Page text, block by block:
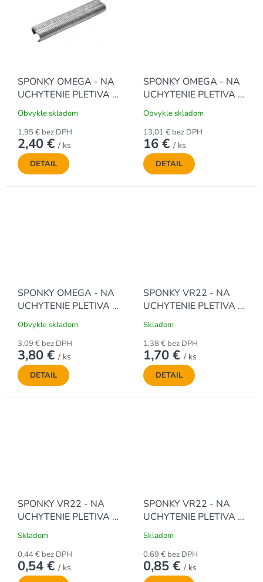
SPONKY OMEGA - NA
UCHYTENIE PLETIVA -
POZINKOVANÉ (200 ks
/ bal.)
Obvykle skladom
1,95 € bez DPH
2,40 € / ks
DETAIL
SPONKY OMEGA - NA
UCHYTENIE PLETIVA -
ZELENÉ (1000 ks / bal.)
Obvykle skladom
13,01 € bez DPH
16 € / ks
DETAIL
SPONKY OMEGA - NA
UCHYTENIE PLETIVA -
ZELENÉ (200 ks / bal.)
Obvykle skladom
3,09 € bez DPH
3,80 € / ks
DETAIL
SPONKY VR22 - NA
UCHYTENIE PLETIVA -
ČIERNE (50 ks / bal.)
Skladom
1,38 € bez DPH
1,70 € / ks
DETAIL
SPONKY VR22 - NA
UCHYTENIE PLETIVA -
POZINKOVANÉ (50 ks /
Skladom
0,44 € bez DPH
0,54 € / ks
SPONKY VR22 - NA
UCHYTENIE PLETIVA -
ZELENÉ (50 ks / bal.)
Skladom
0,69 € bez DPH
0,85 € / ks